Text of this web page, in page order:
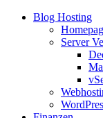
Blog Hosting
Server